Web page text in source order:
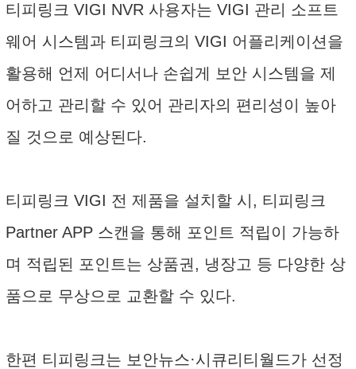
티피링크 VIGI NVR 사용자는 VIGI 관리 소프트
웨어 시스템과 티피링크의 VIGI 어플리케이션을
활용해 언제 어디서나 손쉽게 보안 시스템을 제
어하고 관리할 수 있어 관리자의 편리성이 높아
질 것으로 예상된다.
티피링크 VIGI 전 제품을 설치할 시, 티피링크
Partner APP 스캔을 통해 포인트 적립이 가능하
며 적립된 포인트는 상품권, 냉장고 등 다양한 상
품으로 무상으로 교환할 수 있다.
한편 티피링크는 보안뉴스·시큐리티월드가 선정